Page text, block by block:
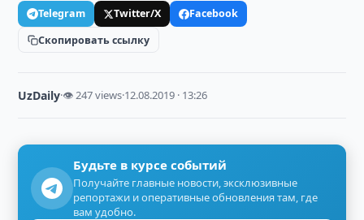
Telegram Twitter/X
Facebook
Скопировать ссылку
UzDaily·👁 247 views·12.08.2019 · 13:26
Будьте в курсе событий
Получайте главные новости, эксклюзивные
репортажи и оперативные обновления там, где
вам удобно.